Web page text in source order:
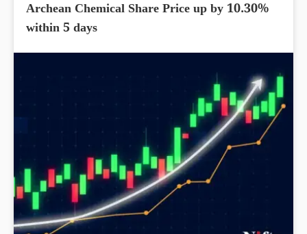
Archean Chemical Share Price up by 10.30%
within 5 days